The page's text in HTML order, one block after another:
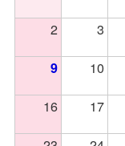
2
3
9 10
16
17